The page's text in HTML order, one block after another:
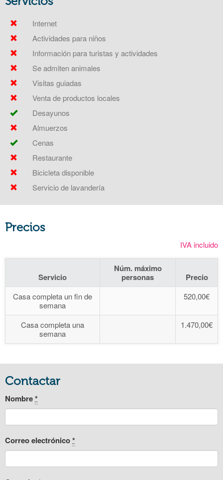
Internet
Actividades para niños
Información para turistas y actividades
Se admiten animales
Visitas guiadas
Venta de productos locales
Desayunos
Almuerzos
Cenas
Restaurante
Bicicleta disponible
Servicio de lavandería
Precios
IVA incluido
Servicio
Núm. máximo
personas
Precio
Casa completa un fin de
semana
520,00€
Casa completa una
semana
1.470,00€
Contactar
Nombre*
Correo electrónico*